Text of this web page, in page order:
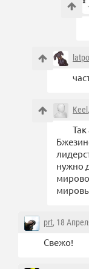
Keel
нужно
prt, 18
Свежо!